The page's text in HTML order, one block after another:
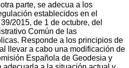
parte, se adecua a los
establecidos en el
2015, de 1 de octubre, del
Común de las
Responde a los principios de
llevar a cabo una modificación de
Española de Geodesia y